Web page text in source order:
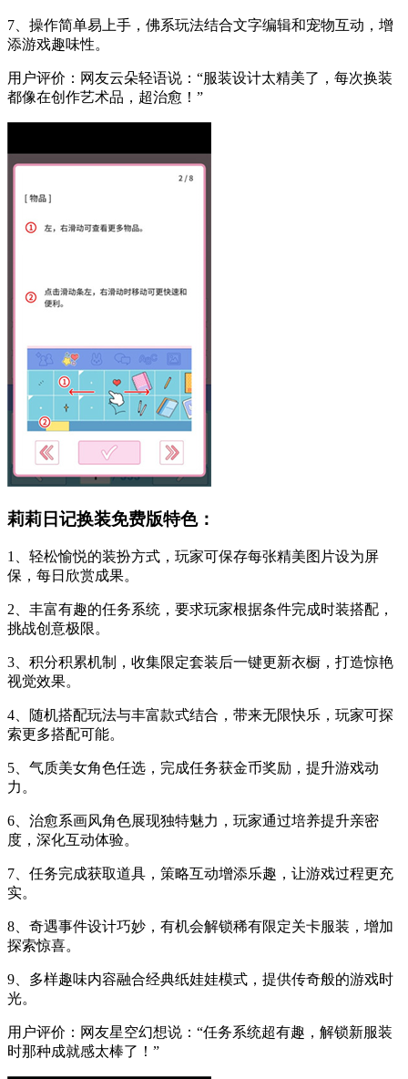
7、操作简单易上手，佛系玩法结合文字编辑和宠物互动，增
添游戏趣味性。
用户评价：网友云朵轻语说：“服装设计太精美了，每次换装
都像在创作艺术品，超治愈！”
莉莉日记换装免费版特色：
1、轻松愉悦的装扮方式，玩家可保存每张精美图片设为屏
保，每日欣赏成果。
2、丰富有趣的任务系统，要求玩家根据条件完成时装搭配，
挑战创意极限。
3、积分积累机制，收集限定套装后一键更新衣橱，打造惊艳
视觉效果。
4、随机搭配玩法与丰富款式结合，带来无限快乐，玩家可探
索更多搭配可能。
5、气质美女角色任选，完成任务获金币奖励，提升游戏动
力。
6、治愈系画风角色展现独特魅力，玩家通过培养提升亲密
度，深化互动体验。
7、任务完成获取道具，策略互动增添乐趣，让游戏过程更充
实。
8、奇遇事件设计巧妙，有机会解锁稀有限定关卡服装，增加
探索惊喜。
9、多样趣味内容融合经典纸娃娃模式，提供传奇般的游戏时
光。
用户评价：网友星空幻想说：“任务系统超有趣，解锁新服装
时那种成就感太棒了！”